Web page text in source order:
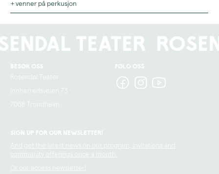
+ venner på perkusjon
Teater
Besøk oss
Rosendal Teater
Innherredsveien 73
7068 Trondheim
Følg oss
Sign up for our newsletter!
And get the latest news on our program, invitations and
community offerings once a month.
Or our access newsletter!